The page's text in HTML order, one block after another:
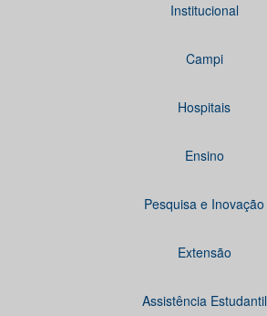
Institucional
Campi
Hospitais
Ensino
Pesquisa e Inovação
Extensão
Assistência Estudantil